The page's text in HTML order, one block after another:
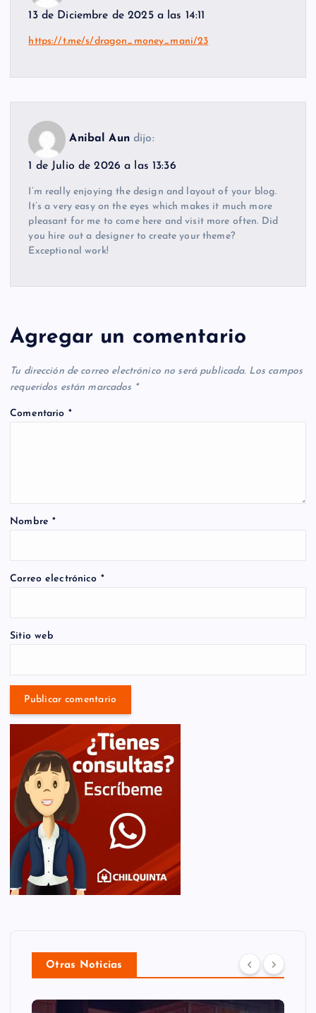
13 de Diciembre de 2025 a las 14:11
https://t.me/s/dragon_money_mani/23
Anibal Aun dijo:
1 de Julio de 2026 a las 13:36
I’m really enjoying the design and layout of your blog.
It’s a very easy on the eyes which makes it much more
pleasant for me to come here and visit more often. Did
you hire out a designer to create your theme?
Exceptional work!
Agregar un comentario
Tu dirección de correo electrónico no será publicada. Los campos
requeridos están marcados *
Comentario *
Nombre*
Correo electrónico *
Sitio web
Otras Noticias